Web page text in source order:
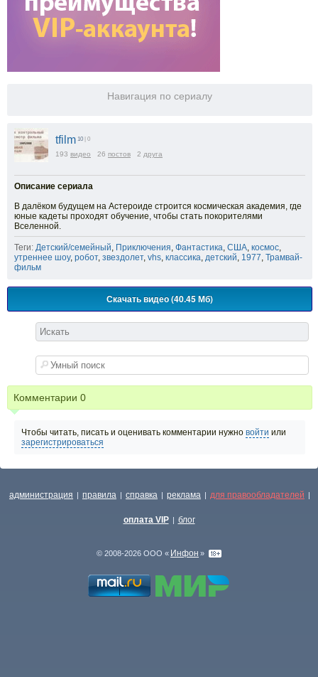
Навигация по сериалу
tfilm 10 | 0
193 видео 26 постов 2 друга
Описание сериала
В далёком будущем на Астероиде строится космическая академия, где
юные кадеты проходят обучение, чтобы стать покорителями
Вселенной.
Теги: Детский/семейный Приключения Фантастика США космос
утреннее шоу, робот, звездолет, vhs классика детский 1977 Трамвай-
фильм
Скачать видео (40.45 Мб)
Комментарии 0
Чтобы читать, писать и оценивать комментарии нужно войти или
зарегистрироваться
администрация | правила | справка | реклама | для правообладателей |
оплата VIP | блог
© 2008-2026 ООО « Инфон »